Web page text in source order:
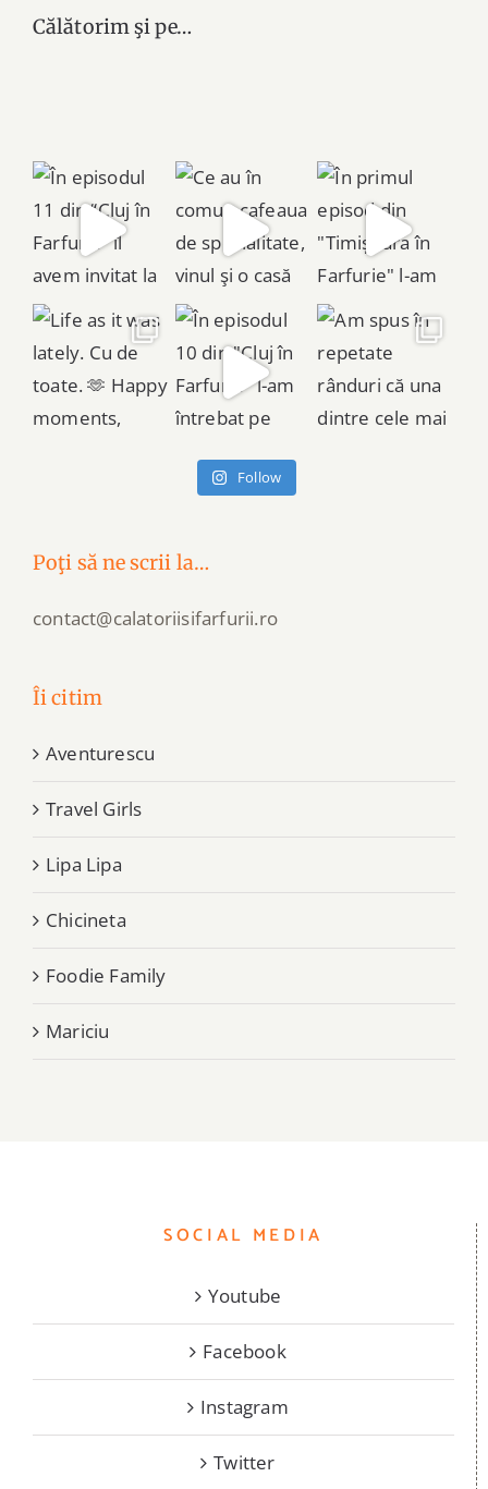
Călătorim şi pe…
Follow
Poţi să ne scrii la…
contact@calatoriisifarfurii.ro
Îi citim
Aventurescu
Travel Girls
Lipa Lipa
Chicineta
Foodie Family
Mariciu
SOCIAL MEDIA
Youtube
Facebook
Instagram
Twitter